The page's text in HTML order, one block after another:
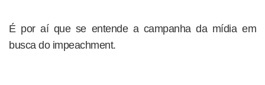
É por aí que se entende a campanha da mídia em
busca do impeachment.